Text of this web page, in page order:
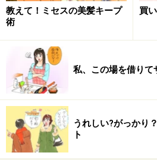
やはり年明けの福袋で、
好
会社員）
日ごろ気になっていたブテ
入。サイズは合うものの、
れている服（そのブティッ
は別の服やアクセサリーが
に着けることなく、すべて
た。それからは店名だけで
教えて！ミセスの美髪キープ
術
買
私、この場を借りて
うれしい?がっかり
ト